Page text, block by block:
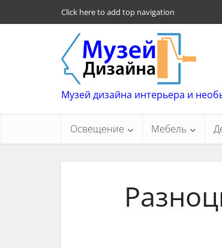
Click here to add top navigation
Музей дизайна интерьера и
Освещение Мебель